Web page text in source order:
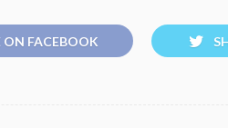
ON FACEBOOK